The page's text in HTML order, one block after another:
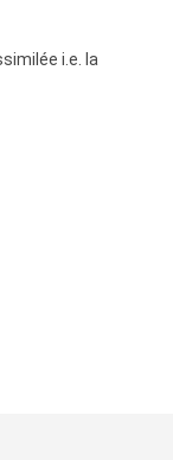
i.e. la